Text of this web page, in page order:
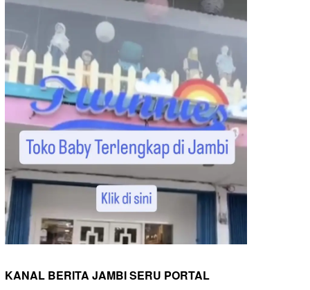
KANAL BERITA JAMBI SERU PORTAL